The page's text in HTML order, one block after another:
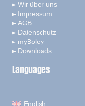
Wir über uns
Impressum
AGB
Datenschutz
myBoley
Downloads
Languages
English